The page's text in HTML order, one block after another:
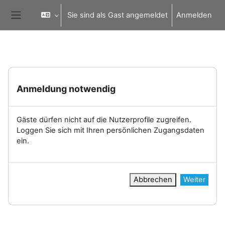
Website-Übersicht
Sie sind als Gast angemeldet Anmelden
Anmeldung notwendig
Gäste dürfen nicht auf die Nutzerprofile zugreifen.
Loggen Sie sich mit Ihren persönlichen Zugangsdaten
ein.
Abbrechen Weiter